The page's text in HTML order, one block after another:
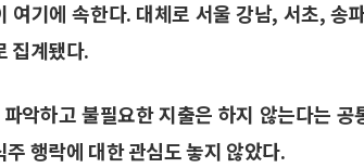
기에 속한다. 대체로 서울 강남, 서초, 송
집계됐다.
악하고 불필요한 지출은 하지 않는다는 공
행락에 대한 관심도 놓지 않았다.